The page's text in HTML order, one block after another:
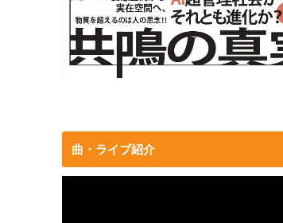
曲・ライブ紹介